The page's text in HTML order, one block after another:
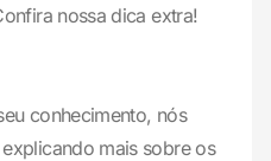
nossa dica extra!
conhecimento, nós
mais sobre os